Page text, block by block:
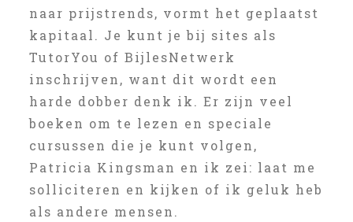
naar prijstrends, vormt het geplaatst
kapitaal. Je kunt je bij sites als
TutorYou of BijlesNetwerk
inschrijven, want dit wordt een
harde dobber denk ik. Er zijn veel
boeken om te lezen en speciale
cursussen die je kunt volgen,
Patricia Kingsman en ik zei: laat me
solliciteren en kijken of ik geluk heb
als andere mensen.